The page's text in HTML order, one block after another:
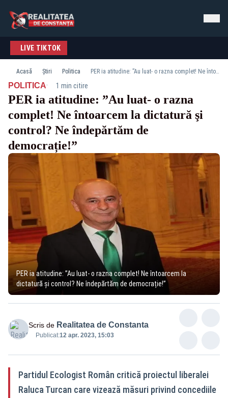
LIVE TIKTOK
Acasă Știri Politica PER ia atitudine: ”Au luat- o razna complet! Ne întoarcem la dictatură şi control? Ne îndepărtăm de democrație!”
POLITICA· 1 min citire
PER ia atitudine: ”Au luat- o razna
complet! Ne întoarcem la dictatură şi
control? Ne îndepărtăm de
democrație!”
PER ia atitudine: ”Au luat- o razna complet! Ne întoarcem la
dictatură şi control? Ne îndepărtăm de democrație!”
Scris de Realitatea de Constanta
Publicat:12 apr. 2023, 15:03
Partidul Ecologist Român critică proiectul liberalei
Raluca Turcan care vizează măsuri privind concediile